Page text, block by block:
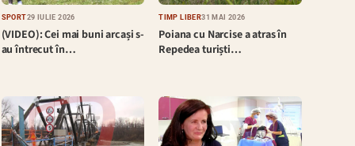
SPORT29 IULIE 2026
(VIDEO): Cei mai buni arcași s-
au întrecut în…
TIMP LIBER31 MAI 2026
Poiana cu Narcise a atras în
Repedea turiști…